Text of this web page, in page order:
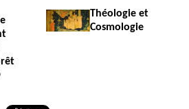
Théologie et
Cosmologie